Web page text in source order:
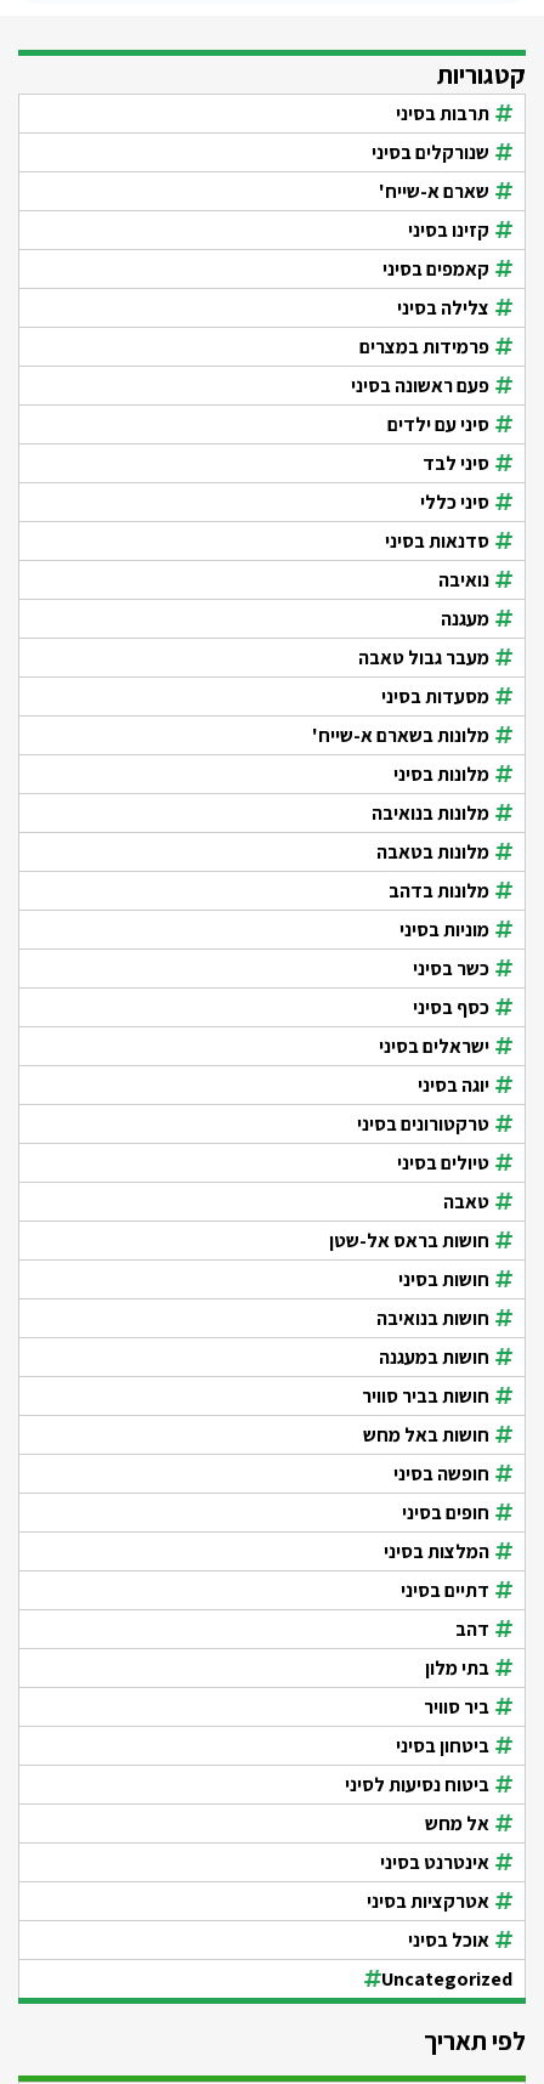
קטגוריות
תרבות בסיני
שנורקלים בסיני
שארם א-שייח'
קזינו בסיני
קאמפים בסיני
צלילה בסיני
פרמידות במצרים
פעם ראשונה בסיני
סיני עם ילדים
סיני לבד
סיני כללי
סדנאות בסיני
נואיבה
מעגנה
מעבר גבול טאבה
מסעדות בסיני
מלונות בשארם א-שייח'
מלונות בסיני
מלונות בנואיבה
מלונות בטאבה
מלונות בדהב
מוניות בסיני
כשר בסיני
כסף בסיני
ישראלים בסיני
יוגה בסיני
טרקטורונים בסיני
טיולים בסיני
טאבה
חושות בראס אל-שטן
חושות בסיני
חושות בנואיבה
חושות במעגנה
חושות בביר סוויר
חושות באל מחש
חופשה בסיני
חופים בסיני
המלצות בסיני
דתיים בסיני
דהב
בתי מלון
ביר סוויר
ביטחון בסיני
ביטוח נסיעות לסיני
אל מחש
אינטרנט בסיני
אטרקציות בסיני
אוכל בסיני
Uncategorized
לפי תאריך